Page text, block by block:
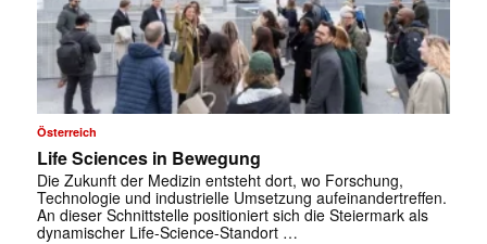
Österreich
Life Sciences in Bewegung
Die Zukunft der Medizin entsteht dort, wo ­Forschung,
Technologie und industrielle Umsetzung aufeinandertreffen.
An ­dieser Schnittstelle positioniert sich die Steiermark als
dynamischer ­Life-Science-Standort …